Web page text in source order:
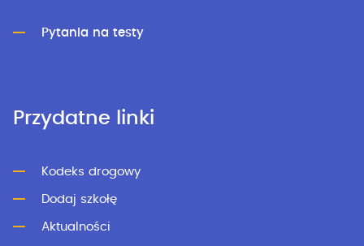
Pytania na testy
Przydatne linki
Kodeks drogowy
Dodaj szkołę
Aktualności